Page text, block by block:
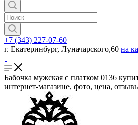
+7 (343) 227-07-60
г. Екатеринбург, Луначарского,60 на
Бабочка мужская с платком 0136
интернет-магазине, фото, цена,